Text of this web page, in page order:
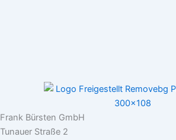
Frank Bürsten GmbH
Tunauer Straße 2